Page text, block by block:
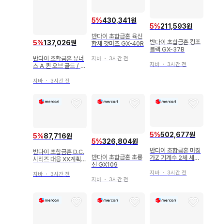
5%137,026원
반다이 초합금혼 뷰너
스 A 퀸 오브 골드 / 매
X-12MAG
지바 ・ 3시간 전
5%430,341원
반다이 초합금혼 육신
합체 갓마즈 GX-40R
지바・ 3시간 전
5%211,593원
반다이 초합금혼 킹조
블랙 GX-37B
지바 ・ 3시간 전
5%87,716원
반다이 초합금혼 D.C.
시리즈 대응 XX계획
X-XX01
지바 ・ 3시간 전
5%326,804원
반다이 초합금혼 초룡
신 GX109
지바・ 3시간 전
5%502,677원
반다이 초합금혼 마징
가Z 기계수 2체 세트
& GX-26R 다브라스
지바 ・ 3시간 전